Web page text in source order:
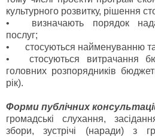
культурного розвитку, рішення
•
визначають порядок
послуг;
•
стосуються найменуванню
•
стосуються витрачання
головних розпорядників
рік).
Форми публічних
громадські слухання,
збори, зустрічі (наради) з